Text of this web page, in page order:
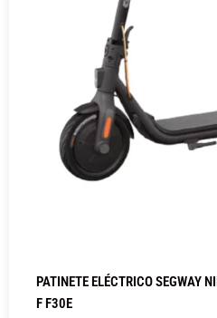
PATINETE ELÉCTRICO SEGWAY
F F30E